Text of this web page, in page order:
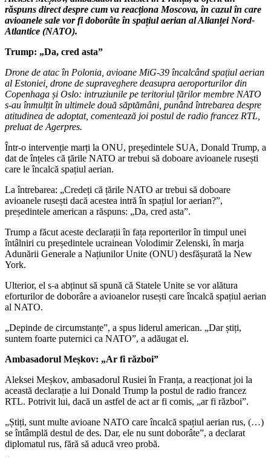
răspuns direct despre cum va reacționa Moscova, în cazul în care
avioanele sale vor fi doborâte în spațiul aerian al Alianței Nord-
Atlantice (NATO).
Trump: „Da, cred asta”
Drone de atac în Polonia, avioane MiG-39 încalcând spațiul aerian
al Estoniei, drone de supraveghere deasupra aeroporturilor din
Copenhaga și Oslo: intruziunile pe teritoriul țărilor membre NATO
s-au înmulțit în ultimele două săptămâni, punând întrebarea despre
atitudinea de adoptat, comentează joi postul de radio francez RTL,
preluat de Agerpres.
Într-o intervenție marți la ONU, președintele SUA, Donald Trump, a
dat de înțeles că țările NATO ar trebui să doboare avioanele rusești
care le încalcă spațiul aerian.
La întrebarea: „Credeți că țările NATO ar trebui să doboare
avioanele rusești dacă acestea intră în spațiul lor aerian?”,
președintele american a răspuns: „Da, cred asta”.
Trump a făcut aceste declarații în fața reporterilor în timpul unei
întâlniri cu președintele ucrainean Volodimir Zelenski, în marja
Adunării Generale a Națiunilor Unite (ONU) desfășurată la New
York.
Ulterior, el s-a abținut să spună că Statele Unite se vor alătura
eforturilor de doborâre a avioanelor rusești care încalcă spațiul aerian
al NATO.
„Depinde de circumstanțe”, a spus liderul american. „Dar știți,
suntem foarte puternici ca NATO”, a adăugat el.
Ambasadorul Meșkov: „Ar fi război”
Aleksei Meșkov, ambasadorul Rusiei în Franța, a reacționat joi la
această declarație a lui Donald Trump la postul de radio francez
RTL. Potrivit lui, dacă un astfel de act ar fi comis, „ar fi război”.
„Știți, sunt multe avioane NATO care încalcă spațiul aerian rus, (…)
se întâmplă destul de des. Dar, ele nu sunt doborâte”, a declarat
diplomatul rus, fără să aducă vreo probă.